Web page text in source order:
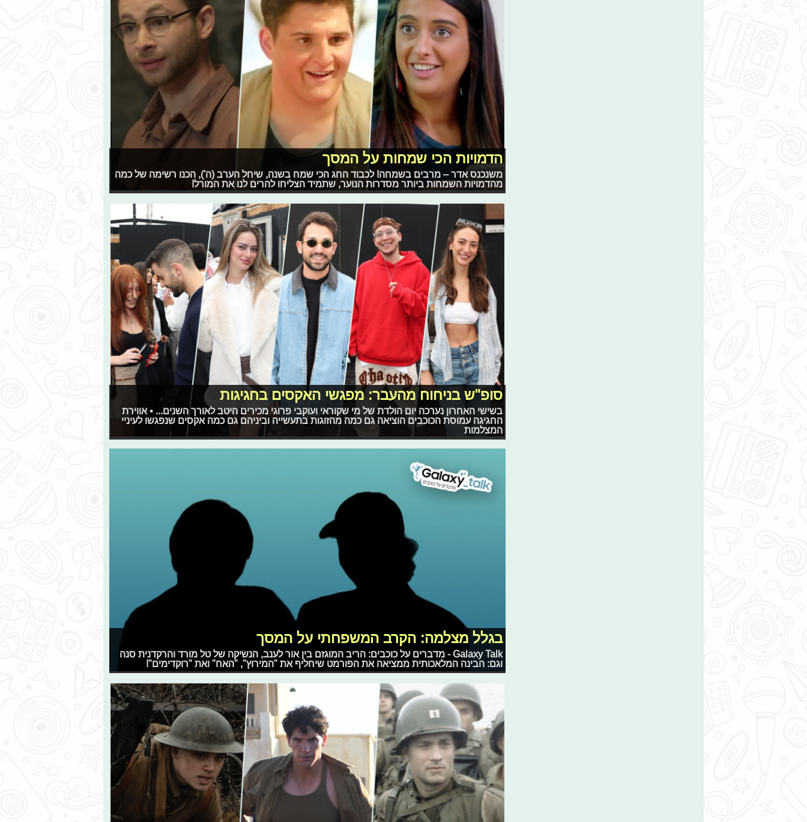
הדמויות הכי שמחות על המסך
משנכנס אדר – מרבים בשמחה! לכבוד החג הכי שמח בשנה, שיחל הערב (ה'), הכנו רשימה של כמה
מהדמויות השמחות ביותר מסדרות הנוער, שתמיד הצליחו להרים לנו את המורל!
סופ"ש בניחוח מהעבר: מפגשי האקסים בחגיגות
בשישי האחרון נערכה יום הולדת של מי שקוראי ועוקבי פרוגי מכירים היטב לאורך השנים... • אווירת
החגיגה עמוסת הכוכבים הוציאה גם כמה מהזוגות בתעשייה וביניהם גם כמה אקסים שנפגשו לעיניי
המצלמות
בגלל מצלמה: הקרב המשפחתי על המסך
Galaxy Talk - מדברים על כוכבים: הריב המוגזם בין אור לענב, הנשיקה של טל מורד והרקדנית סנה
וגם: הבינה המלאכותית ממציאה את הפורמט שיחליף את "המירוץ", "האח" ואת "רוקדימים"!